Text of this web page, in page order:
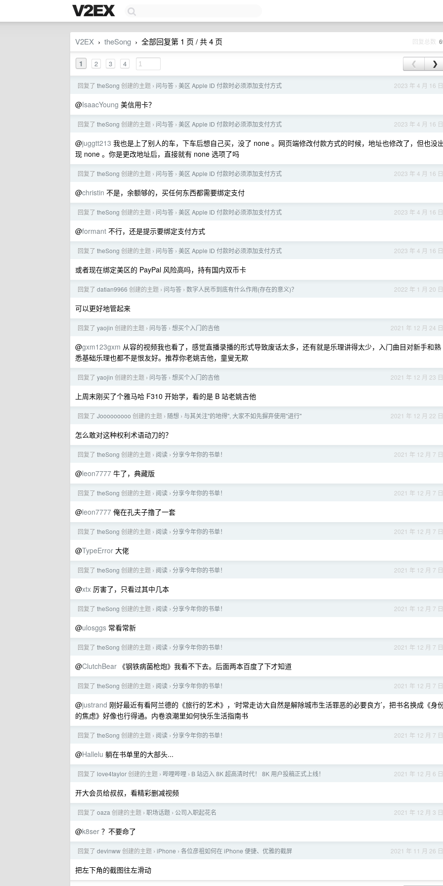
V2EX › theSong › 全部回复第 1 页 / 共 4 页 回复总数
1 2 3 4 ❮ ❯
2023 年 4 月 16 日
回复了 theSong 创建的主题 › 问与答 › 美区 Apple ID 付款时必须添加支付方式
@IsaacYoung 美信用卡？
2023 年 4 月 16 日
回复了 theSong 创建的主题 › 问与答 › 美区 Apple ID 付款时必须添加支付方式
@juggtt213 我也是上了别人的车，下车后想自己买，没了 none 。网页端修改付款方式的时候，地址也修改了，但也没
现 none 。你是更改地址后，直接就有 none 选项了吗
2023 年 4 月 16 日
回复了 theSong 创建的主题 › 问与答 › 美区 Apple ID 付款时必须添加支付方式
@christin 不是，余额够的，买任何东西都需要绑定支付
2023 年 4 月 16 日
回复了 theSong 创建的主题 › 问与答 › 美区 Apple ID 付款时必须添加支付方式
@formant 不行，还是提示要绑定支付方式
2023 年 4 月 16 日
回复了 theSong 创建的主题 › 问与答 › 美区 Apple ID 付款时必须添加支付方式
或者现在绑定美区的 PayPal 风险高吗，持有国内双币卡
2022 年 1 月 20 日
回复了 datian9966 创建的主题 › 问与答 › 数字人民币到底有什么作用(存在的意义)？
可以更好地管起来
2021 年 12 月 24 日
回复了 yaojin 创建的主题 › 问与答 › 想买个入门的吉他
@gxm123gxm 从容的视频我也看了，感觉直播录播的形式导致废话太多，还有就是乐理讲得太少，入门曲目对新手和熟
悉基础乐理也都不是恨友好。推荐你老姚吉他，童叟无欺
2021 年 12 月 23 日
回复了 yaojin 创建的主题 › 问与答 › 想买个入门的吉他
上周末刚买了个雅马哈 F310 开始学，看的是 B 站老姚吉他
2021 年 12 月 22 日
回复了 Jooooooooo 创建的主题 › 随想 › 与其关注"的地得", 大家不如先摒弃使用"进行"
怎么敢对这种权利术语动刀的？
2021 年 12 月 7 日
回复了 theSong 创建的主题 › 阅读 › 分享今年你的书单！
@leon7777 牛了，典藏版
2021 年 12 月 7 日
回复了 theSong 创建的主题 › 阅读 › 分享今年你的书单！
@leon7777 俺在孔夫子撸了一套
2021 年 12 月 7 日
回复了 theSong 创建的主题 › 阅读 › 分享今年你的书单！
@TypeError 大佬
2021 年 12 月 7 日
回复了 theSong 创建的主题 › 阅读 › 分享今年你的书单！
@xtx 厉害了，只看过其中几本
2021 年 12 月 7 日
回复了 theSong 创建的主题 › 阅读 › 分享今年你的书单！
@ulosggs 常看常新
2021 年 12 月 7 日
回复了 theSong 创建的主题 › 阅读 › 分享今年你的书单！
@ClutchBear 《钢铁病菌枪炮》我看不下去。后面两本百度了下才知道
2021 年 12 月 7 日
回复了 theSong 创建的主题 › 阅读 › 分享今年你的书单！
@justrand 刚好最近有看阿兰德的《旅行的艺术》，‘时常走访大自然是解除城市生活罪恶的必要良方’，把书名换成《身
的焦虑》好像也行得通。内卷浪潮里如何快乐生活指南书
2021 年 12 月 7 日
回复了 theSong 创建的主题 › 阅读 › 分享今年你的书单！
@Hallelu 躺在书单里的大部头...
2021 年 12 月 6 日
回复了 love4taylor创建的主题 › 哔哩哔哩 › B 站迈入 8K 超高清时代！ 8K 用户投稿正式上线！
开大会员给叔叔，看精彩删减视频
2021 年 12 月 3 日
回复了 oaza 创建的主题 › 职场话题 › 公司入职起花名
@k8ser ？不要命了
2021 年 11 月 26 日
回复了 devinww创建的主题 › iPhone › 各位彦祖如何在 iPhone 便捷、优雅的截屏
把左下角的截图往左滑动